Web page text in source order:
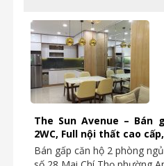
The Sun Avenue – Bán
2WC, Full nội thất cao
Bán gấp căn hộ 2 phòng